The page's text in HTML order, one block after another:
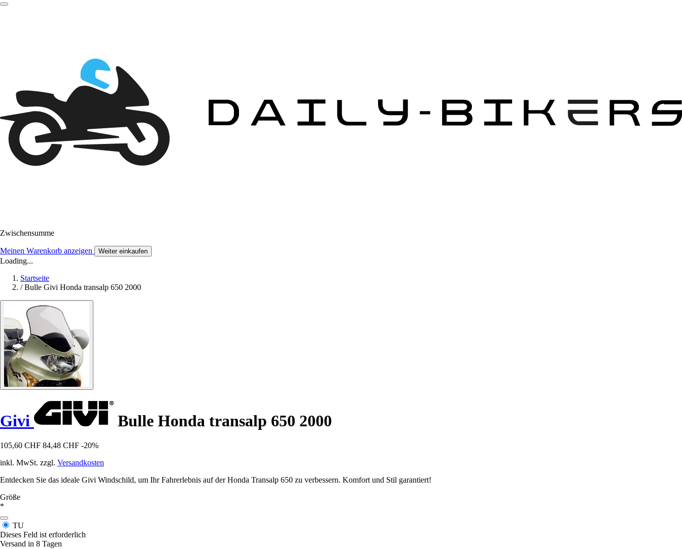
Zwischensumme
Meinen Warenkorb anzeigen Weiter einkaufen
Loading...
Startseite
/ Bulle Givi Honda transalp 650 2000
Givi Bulle Honda transalp 650 2000
105,60 CHF 84,48 CHF -20%
inkl. MwSt. zzgl. Versandkosten
Entdecken Sie das ideale Givi Windschild, um Ihr Fahrerlebnis auf der Honda Transalp 650 zu verbessern. Komfort und Stil garantiert!
Größe
*
TU
Dieses Feld ist erforderlich
Versand in 8 Tagen